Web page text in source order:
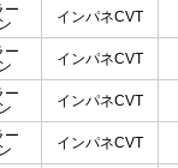
ー
インパネCVT
ー
インパネCVT
ー
インパネCVT
ー
インパネCVT